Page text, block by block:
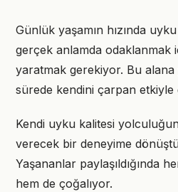
Günlük yaşamın hızında
gerçek anlamda odaklanmak
yaratmak gerekiyor. Bu alana
sürede kendini çarpan etkiyle
Kendi uyku kalitesi
verecek bir deneyime
Yaşananlar paylaşıldığında
hem de çoğalıyor.